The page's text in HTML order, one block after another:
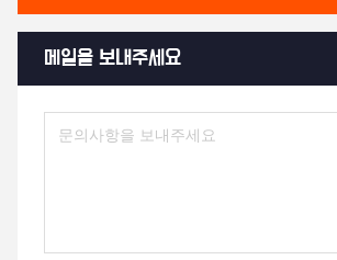
메일을 보내주세요